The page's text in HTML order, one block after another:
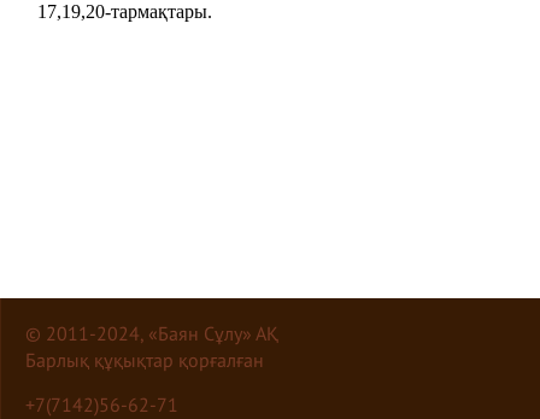
17,19,20-тармақтары.
© 2011-2024, «Баян Сұлу» АҚ
Барлық құқықтар қорғалған
+7(7142)56-62-71